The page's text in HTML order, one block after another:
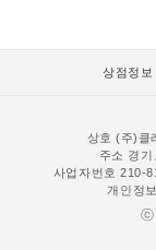
상점정보
상호 (주)클
주소 경
사업자번호 210-
개인정
ⓒ